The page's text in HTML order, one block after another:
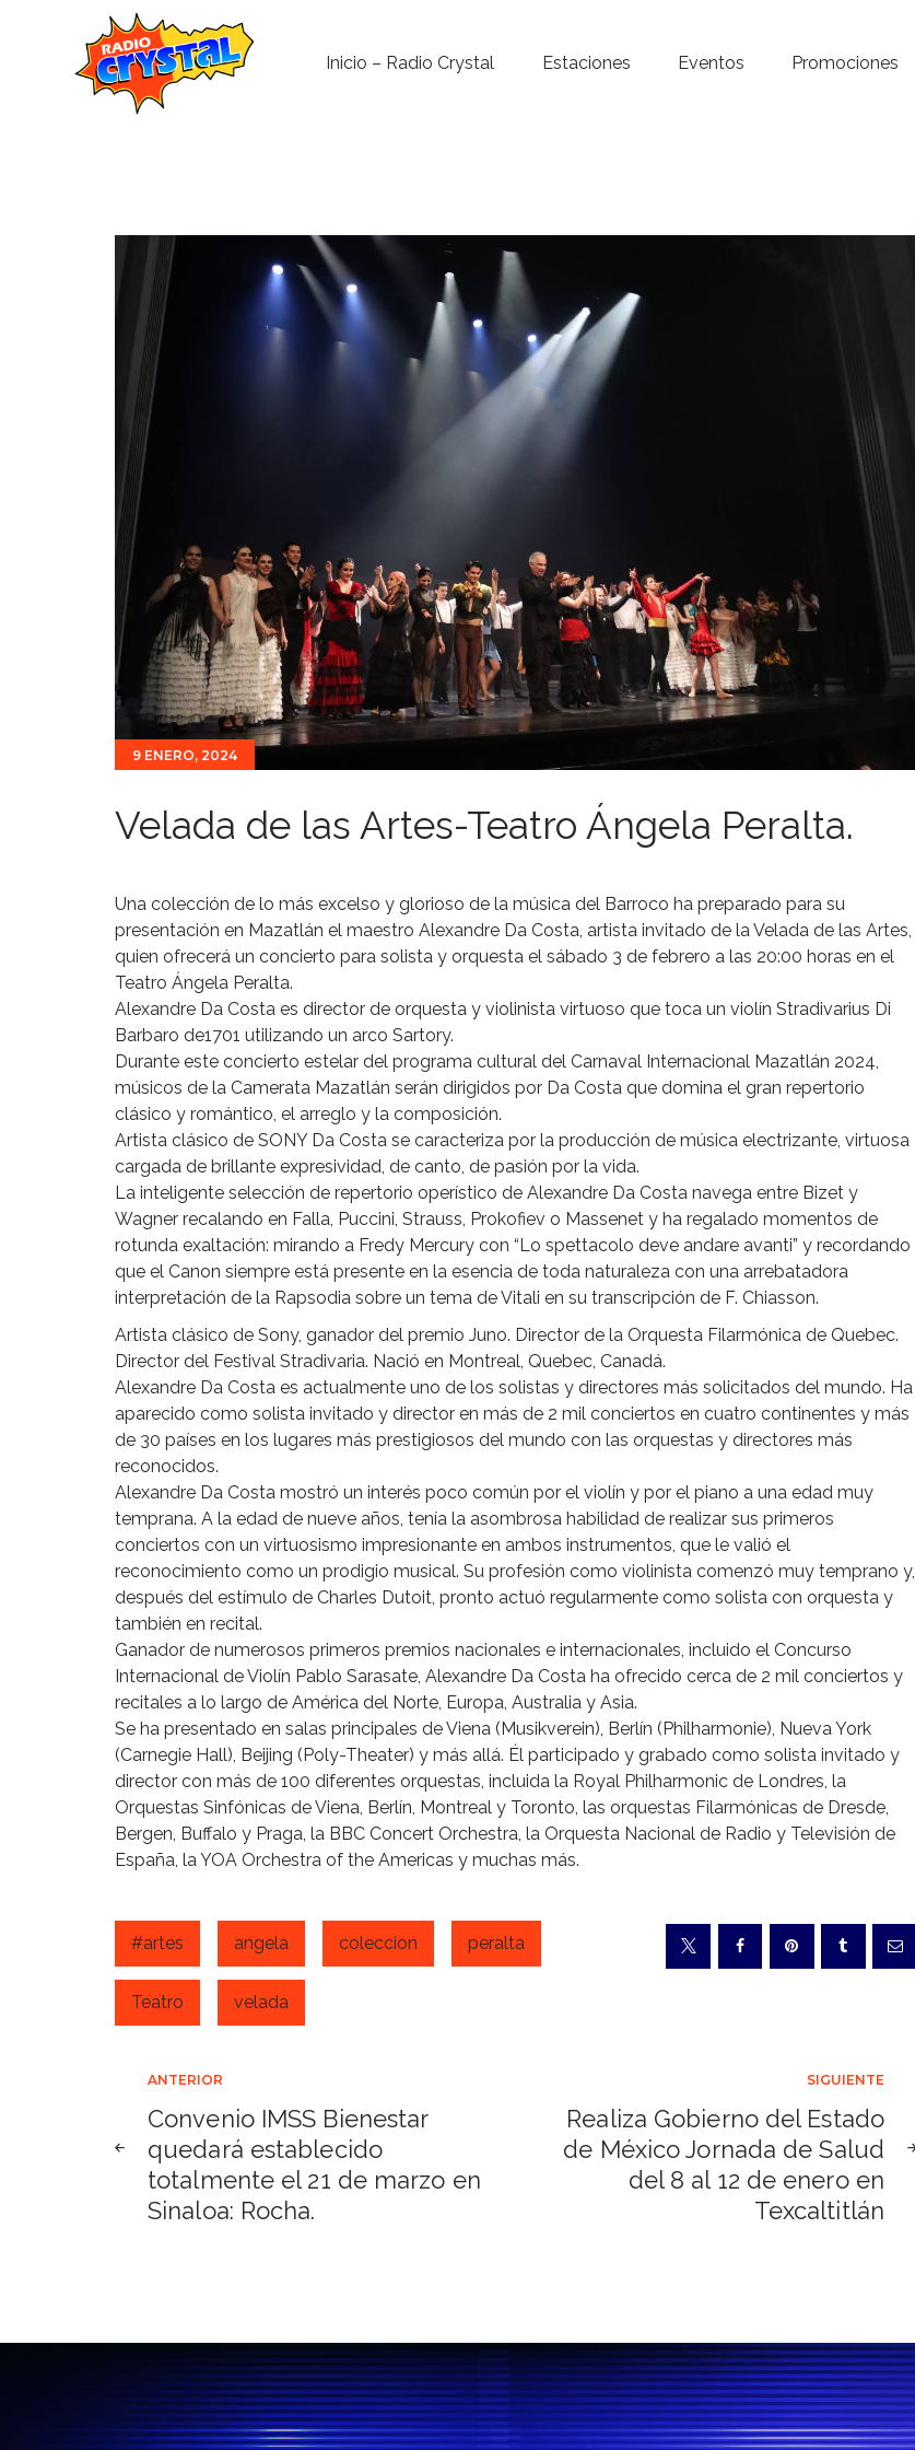
Inicio – Radio Crystal Estaciones Eventos Promociones
Noticias
Para ti
Contacto
9 ENERO, 2024
Velada de las Artes-Teatro Ángela Peralta.
Una colección de lo más excelso y glorioso de la música del Barroco ha preparado para su
presentación en Mazatlán el maestro Alexandre Da Costa, artista invitado de la Velada de las Artes,
quien ofrecerá un concierto para solista y orquesta el sábado 3 de febrero a las 20:00 horas en el
Teatro Ángela Peralta.
Alexandre Da Costa es director de orquesta y violinista virtuoso que toca un violín Stradivarius Di
Barbaro de1701 utilizando un arco Sartory.
Durante este concierto estelar del programa cultural del Carnaval Internacional Mazatlán 2024,
músicos de la Camerata Mazatlán serán dirigidos por Da Costa que domina el gran repertorio
clásico y romántico, el arreglo y la composición.
Artista clásico de SONY Da Costa se caracteriza por la producción de música electrizante, virtuosa
cargada de brillante expresividad, de canto, de pasión por la vida.
La inteligente selección de repertorio operístico de Alexandre Da Costa navega entre Bizet y
Wagner recalando en Falla, Puccini, Strauss, Prokofiev o Massenet y ha regalado momentos de
rotunda exaltación: mirando a Fredy Mercury con “Lo spettacolo deve andare avanti” y recordando
que el Canon siempre está presente en la esencia de toda naturaleza con una arrebatadora
interpretación de la Rapsodia sobre un tema de Vitali en su transcripción de F. Chiasson.
Artista clásico de Sony, ganador del premio Juno. Director de la Orquesta Filarmónica de Quebec.
Director del Festival Stradivaria. Nació en Montreal, Quebec, Canadá.
Alexandre Da Costa es actualmente uno de los solistas y directores más solicitados del mundo. Ha
aparecido como solista invitado y director en más de 2 mil conciertos en cuatro continentes y más
de 30 países en los lugares más prestigiosos del mundo con las orquestas y directores más
reconocidos.
Alexandre Da Costa mostró un interés poco común por el violín y por el piano a una edad muy
temprana. A la edad de nueve años, tenía la asombrosa habilidad de realizar sus primeros
conciertos con un virtuosismo impresionante en ambos instrumentos, que le valió el
reconocimiento como un prodigio musical. Su profesión como violinista comenzó muy temprano y,
después del estímulo de Charles Dutoit, pronto actuó regularmente como solista con orquesta y
también en recital.
Ganador de numerosos primeros premios nacionales e internacionales, incluido el Concurso
Internacional de Violín Pablo Sarasate, Alexandre Da Costa ha ofrecido cerca de 2 mil conciertos y
recitales a lo largo de América del Norte, Europa, Australia y Asia.
Se ha presentado en salas principales de Viena (Musikverein), Berlín (Philharmonie), Nueva York
(Carnegie Hall), Beijing (Poly-Theater) y más allá. Él participado y grabado como solista invitado y
director con más de 100 diferentes orquestas, incluida la Royal Philharmonic de Londres, la
Orquestas Sinfónicas de Viena, Berlín, Montreal y Toronto, las orquestas Filarmónicas de Dresde,
Bergen, Buffalo y Praga, la BBC Concert Orchestra, la Orquesta Nacional de Radio y Televisión de
España, la YOA Orchestra of the Americas y muchas más.
#artes angela coleccion peralta
Teatro velada
Navegación
de
entradas
ANTERIOR
Convenio IMSS Bienestar
quedará establecido
totalmente el 21 de marzo en
Sinaloa: Rocha.
SIGUIENTE
Realiza Gobierno del Estado
de México Jornada de Salud
del 8 al 12 de enero en
Texcaltitlán